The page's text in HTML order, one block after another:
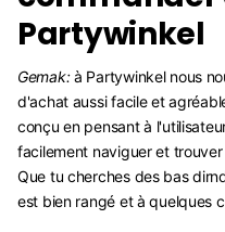
Partywinkel
Gemak:à Partywinkel nous
d'achat aussi facile et
conçu en pensant à
facilement naviguer et
Que tu cherches des bas
est bien rangé et à quelques